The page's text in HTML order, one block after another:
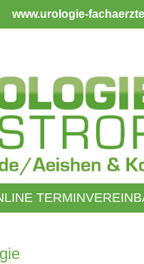
www.urologie-